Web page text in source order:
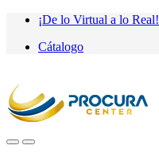
Saltar
navegación
saltar
contenido
¡De lo Virtual a lo Real!
Cátalogo